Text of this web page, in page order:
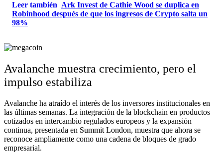
Leer también Ark Invest de Cathie Wood se duplica en
Robinhood después de que los ingresos de Crypto salta un
98%
Avalanche muestra crecimiento, pero el
impulso estabiliza
Avalanche ha atraído el interés de los inversores institucionales en
las últimas semanas. La integración de la blockchain en productos
cotizados en intercambio regulados europeos y la expansión
continua, presentada en Summit London, muestra que ahora se
reconoce ampliamente como una cadena de bloques de grado
empresarial.